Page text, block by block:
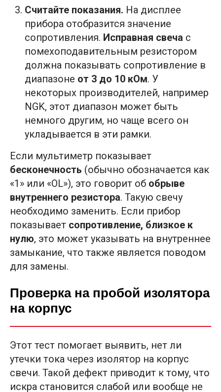
Считайте показания. На дисплее
прибора отобразится значение
сопротивления. Исправная свеча с
помехоподавительным резистором
должна показывать сопротивление в
диапазоне от 3 до 10 кОм. У
некоторых производителей, например
NGK, этот диапазон может быть
немного другим, но чаще всего он
укладывается в эти рамки.
Если мультиметр показывает
бесконечность (обычно обозначается как
«1» или «OL»), это говорит об обрыве
внутреннего резистора. Такую свечу
необходимо заменить. Если прибор
показывает сопротивление, близкое к
нулю, это может указывать на внутреннее
замыкание, что также является поводом
для замены.
Проверка на пробой изолятора
на корпус
Этот тест помогает выявить, нет ли
утечки тока через изолятор на корпус
свечи. Такой дефект приводит к тому, что
искра становится слабой или вообще не